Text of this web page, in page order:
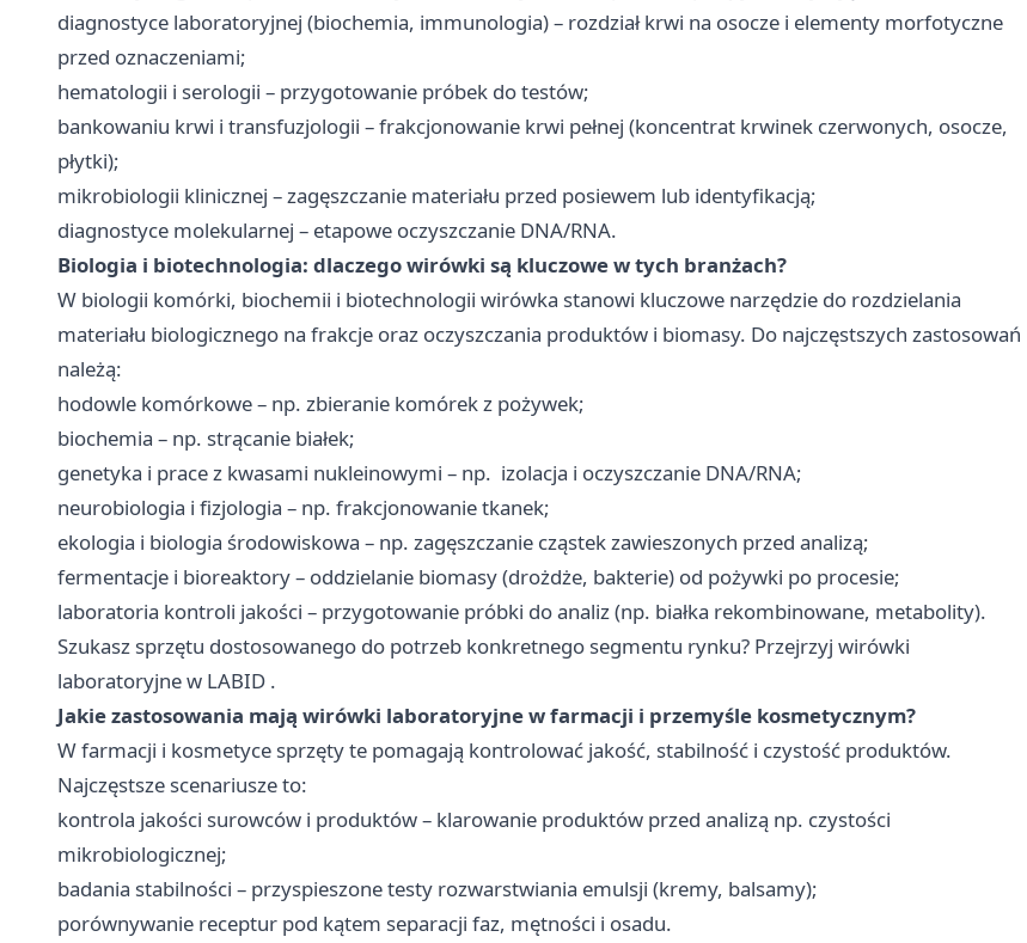
diagnostyce laboratoryjnej (biochemia, immunologia) – rozdział krwi na osocze i elementy morfotyczne
przed oznaczeniami;
hematologii i serologii – przygotowanie próbek do testów;
bankowaniu krwi i transfuzjologii – frakcjonowanie krwi pełnej (koncentrat krwinek czerwonych, osocze,
płytki);
mikrobiologii klinicznej – zagęszczanie materiału przed posiewem lub identyfikacją;
diagnostyce molekularnej – etapowe oczyszczanie DNA/RNA.
Biologia i biotechnologia: dlaczego wirówki są kluczowe w tych branżach?
W biologii komórki, biochemii i biotechnologii wirówka stanowi kluczowe narzędzie do rozdzielania
materiału biologicznego na frakcje oraz oczyszczania produktów i biomasy. Do najczęstszych zastosowań
należą:
hodowle komórkowe – np. zbieranie komórek z pożywek;
biochemia – np. strącanie białek;
genetyka i prace z kwasami nukleinowymi – np. izolacja i oczyszczanie DNA/RNA;
neurobiologia i fizjologia – np. frakcjonowanie tkanek;
ekologia i biologia środowiskowa – np. zagęszczanie cząstek zawieszonych przed analizą;
fermentacje i bioreaktory – oddzielanie biomasy (drożdże, bakterie) od pożywki po procesie;
laboratoria kontroli jakości – przygotowanie próbki do analiz (np. białka rekombinowane, metabolity).
Szukasz sprzętu dostosowanego do potrzeb konkretnego segmentu rynku? Przejrzyj wirówki
laboratoryjne w LABID .
Jakie zastosowania mają wirówki laboratoryjne w farmacji i przemyśle kosmetycznym?
W farmacji i kosmetyce sprzęty te pomagają kontrolować jakość, stabilność i czystość produktów.
Najczęstsze scenariusze to:
kontrola jakości surowców i produktów – klarowanie produktów przed analizą np. czystości
mikrobiologicznej;
badania stabilności – przyspieszone testy rozwarstwiania emulsji (kremy, balsamy);
porównywanie receptur pod kątem separacji faz, mętności i osadu.